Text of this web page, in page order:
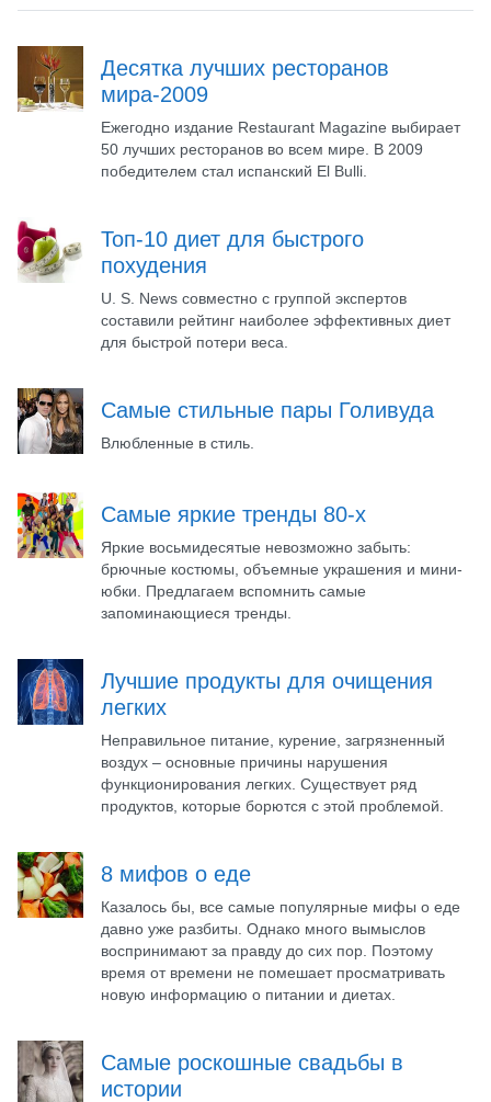
Десятка лучших ресторанов
мира-2009
Ежегодно издание Restaurant Magazine выбирает
50 лучших ресторанов во всем мире. В 2009
победителем стал испанский El Bulli.
Топ-10 диет для быстрого
похудения
U. S. News совместно с группой экспертов
составили рейтинг наиболее эффективных диет
для быстрой потери веса.
Самые стильные пары Голивуда
Влюбленные в стиль.
Самые яркие тренды 80-х
Яркие восьмидесятые невозможно забыть:
брючные костюмы, объемные украшения и мини-
юбки. Предлагаем вспомнить самые
запоминающиеся тренды.
Лучшие продукты для очищения
легких
Неправильное питание, курение, загрязненный
воздух – основные причины нарушения
функционирования легких. Существует ряд
продуктов, которые борются с этой проблемой.
8 мифов о еде
Казалось бы, все самые популярные мифы о еде
давно уже разбиты. Однако много вымыслов
воспринимают за правду до сих пор. Поэтому
время от времени не помешает просматривать
новую информацию о питании и диетах.
Самые роскошные свадьбы в
истории